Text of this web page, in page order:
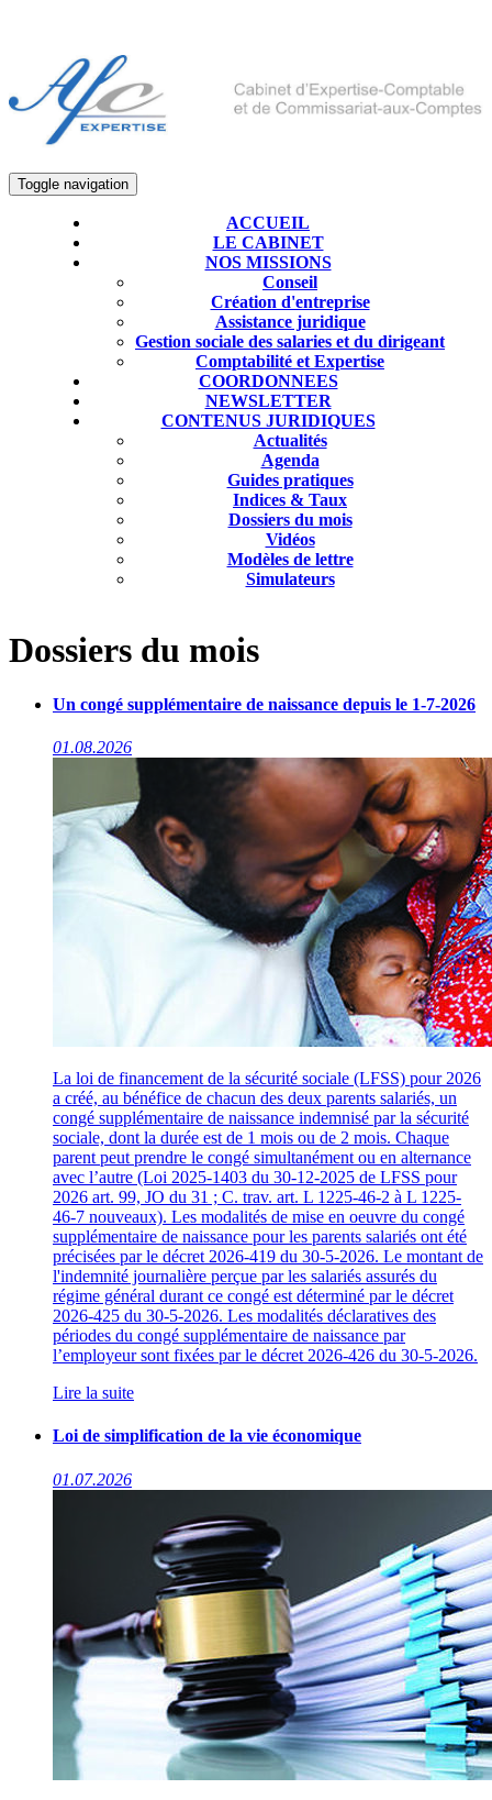
Toggle navigation
ACCUEIL
LE CABINET
NOS MISSIONS
Conseil
Création d'entreprise
Assistance juridique
Gestion sociale des salaries et du dirigeant
Comptabilité et Expertise
COORDONNEES
NEWSLETTER
CONTENUS JURIDIQUES
Actualités
Agenda
Guides pratiques
Indices & Taux
Dossiers du mois
Vidéos
Modèles de lettre
Simulateurs
Dossiers du mois
Un congé supplémentaire de naissance depuis le 1-7-2026
01.08.2026
La loi de financement de la sécurité sociale (LFSS) pour 2026
a créé, au bénéfice de chacun des deux parents salariés, un
congé supplémentaire de naissance indemnisé par la sécurité
sociale, dont la durée est de 1 mois ou de 2 mois. Chaque
parent peut prendre le congé simultanément ou en alternance
avec l’autre (Loi 2025-1403 du 30-12-2025 de LFSS pour
2026 art. 99, JO du 31 ; C. trav. art. L 1225-46-2 à L 1225-
46-7 nouveaux). Les modalités de mise en oeuvre du congé
supplémentaire de naissance pour les parents salariés ont été
précisées par le décret 2026-419 du 30-5-2026. Le montant de
l'indemnité journalière perçue par les salariés assurés du
régime général durant ce congé est déterminé par le décret
2026-425 du 30-5-2026. Les modalités déclaratives des
périodes du congé supplémentaire de naissance par
l’employeur sont fixées par le décret 2026-426 du 30-5-2026.
Lire la suite
Loi de simplification de la vie économique
01.07.2026